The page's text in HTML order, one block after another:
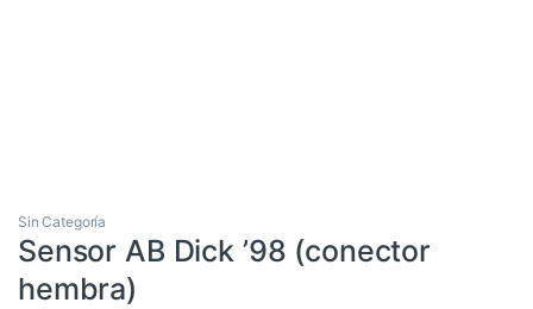
Sin Categoría
Sensor AB Dick ’98 (conector
hembra)